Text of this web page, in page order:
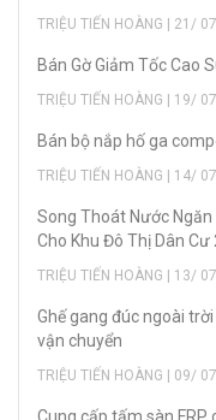
TRIỆU TIẾN HOÀNG | 21/
Bán Gờ Giảm Tốc Cao
TRIỆU TIẾN HOÀNG | 19/
Bán bộ nắp hố ga
TRIỆU TIẾN HOÀNG | 14/
Song Thoát Nước
Cho Khu Đô Thị Dân Cư
TRIỆU TIẾN HOÀNG | 13/
Ghế gang đúc ngoài
vận chuyển
TRIỆU TIẾN HOÀNG | 09/